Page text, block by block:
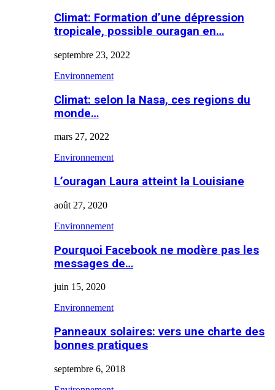
Climat: Formation d’une dépression
tropicale, possible ouragan en…
septembre 23, 2022
Environnement
Climat: selon la Nasa, ces regions du
monde…
mars 27, 2022
Environnement
L’ouragan Laura atteint la Louisiane
août 27, 2020
Environnement
Pourquoi Facebook ne modère pas les
messages de…
juin 15, 2020
Environnement
Panneaux solaires: vers une charte des
bonnes pratiques
septembre 6, 2018